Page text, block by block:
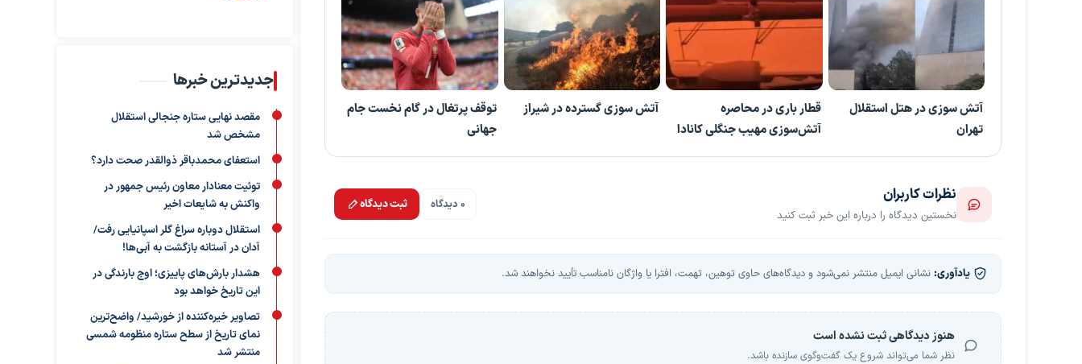
آتش سوزی در هتل استقلال
تهران
قطار باری در محاصره
آتش‌سوزی مهیب جنگلی کانادا
آتش سوزی گسترده در شیراز
توقف پرتغال در گام نخست جام
جهانی
نظرات کاربران
نخستین دیدگاه را درباره این خبر ثبت کنید
0 دیدگاه ثبت دیدگاه
یادآوری: نشانی ایمیل منتشر نمی‌شود و دیدگاه‌های حاوی توهین، تهمت، افترا یا واژگان نامناسب تأیید نخواهند شد.
هنوز دیدگاهی ثبت نشده است
نظر شما می‌تواند شروع یک گفت‌وگوی سازنده باشد.
جدیدترین خبرها
مقصد نهایی ستاره جنجالی استقلال
مشخص شد
استعفای محمدباقر ذوالقدر صحت دارد؟
توئیت معنادار معاون رئیس جمهور در
واکنش به شایعات اخیر
استقلال دوباره سراغ گلر اسپانیایی رفت/
آدان در آستانه بازگشت به آبی‌ها!
هشدار بارش‌های پاییزی؛ اوج بارندگی در
این تاریخ خواهد بود
تصاویر خیره‌کننده از خورشید/ واضح‌ترین
نمای تاریخ از سطح ستاره منظومه شمسی
منتشر شد